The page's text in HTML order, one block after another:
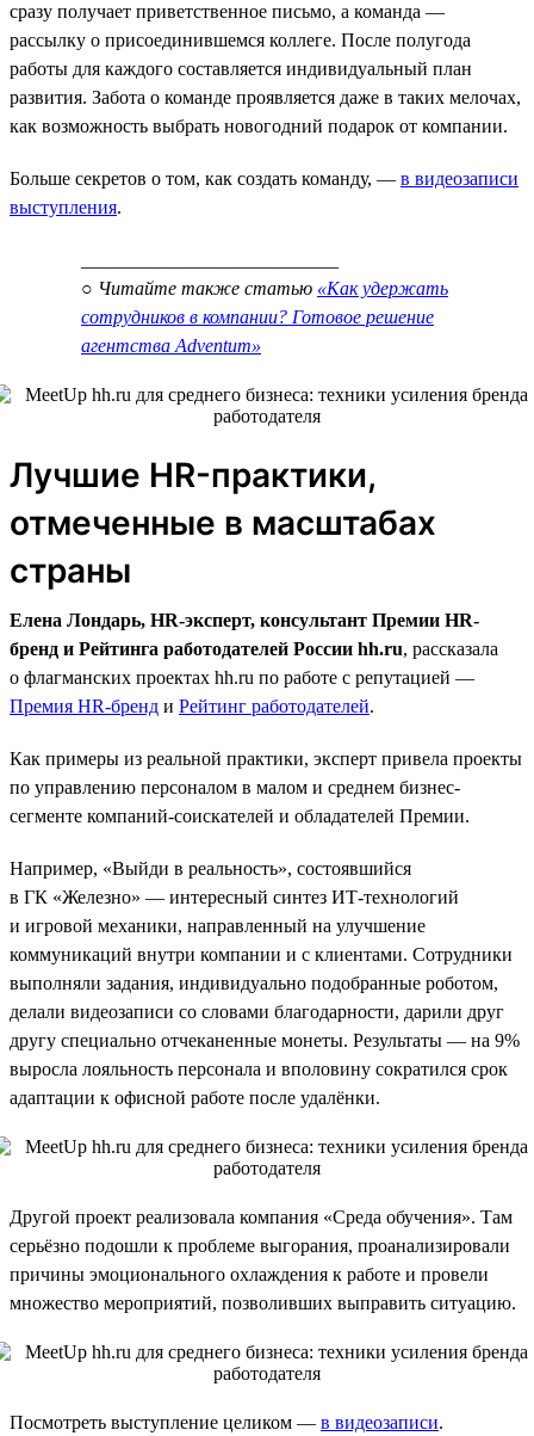
сразу получает приветственное письмо, а команда —
рассылку о присоединившемся коллеге. После полугода
работы для каждого составляется индивидуальный план
развития. Забота о команде проявляется даже в таких мелочах,
как возможность выбрать новогодний подарок от компании.
Больше секретов о том, как создать команду, — в видеозаписи
выступления.
○ Читайте также статью «Как удержать
сотрудников в компании? Готовое решение
агентства Adventum»
Лучшие HR-практики,
отмеченные в масштабах
страны
Елена Лондарь, HR-эксперт, консультант Премии HR-
бренд и Рейтинга работодателей России hh.ru, рассказала
о флагманских проектах hh.ru по работе с репутацией —
Премия HR-бренд и Рейтинг работодателей.
Как примеры из реальной практики, эксперт привела проекты
по управлению персоналом в малом и среднем бизнес-
сегменте компаний-соискателей и обладателей Премии.
Например, «Выйди в реальность», состоявшийся
в ГК «Железно» — интересный синтез ИТ-технологий
и игровой механики, направленный на улучшение
коммуникаций внутри компании и с клиентами. Сотрудники
выполняли задания, индивидуально подобранные роботом,
делали видеозаписи со словами благодарности, дарили друг
другу специально отчеканенные монеты. Результаты — на 9%
выросла лояльность персонала и вполовину сократился срок
адаптации к офисной работе после удалёнки.
Другой проект реализовала компания «Среда обучения». Там
серьёзно подошли к проблеме выгорания, проанализировали
причины эмоционального охлаждения к работе и провели
множество мероприятий, позволивших выправить ситуацию.
Посмотреть выступление целиком — в видеозаписи.